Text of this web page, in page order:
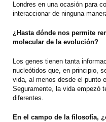
Londres en una ocasión para
interaccionar de ninguna
¿Hasta dónde nos permite
molecular de la evolución?
Los genes tienen tanta
nucleótidos que, en principio,
vida, al menos desde el punto
Seguramente, la vida empezó
diferentes.
En el campo de la filosofía,